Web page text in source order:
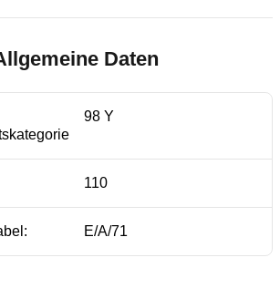
Daten
98 Y
110
E/A/71